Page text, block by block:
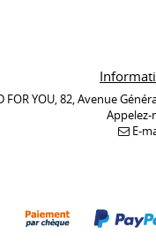
FOR YOU, 82, Avenue
Appelez-
E-